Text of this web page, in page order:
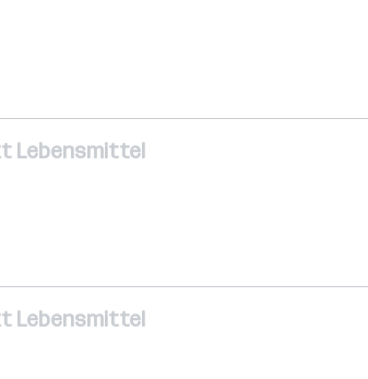
Lebensmittel
Lebensmittel